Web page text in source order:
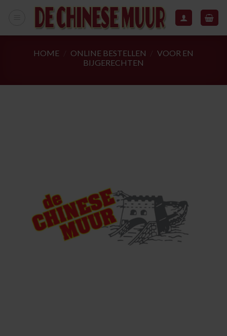
HOME ONLINE BESTELLEN
VOOR EN
BIJGERECHTEN